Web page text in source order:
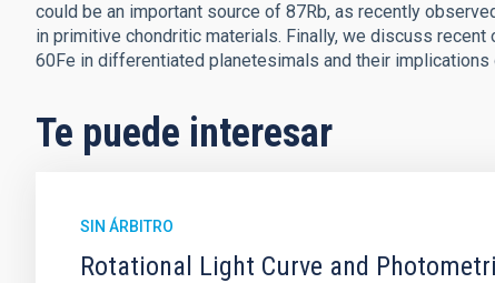
could be an important source of 87Rb, as recently
in primitive chondritic materials. Finally, we discuss
60Fe in differentiated planetesimals and their
Te puede interesar
SIN ÁRBITRO
Rotational Light Curve and